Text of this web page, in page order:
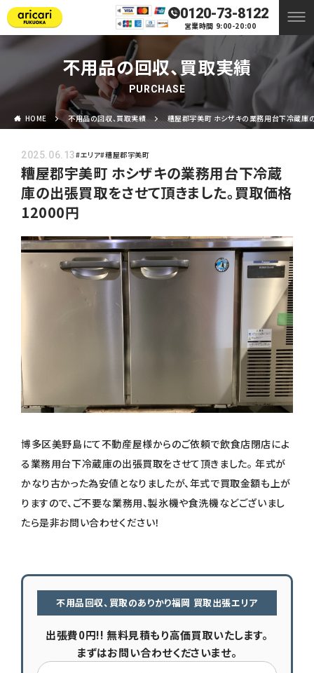
0120-73-8122
営業時間 9:00-20:00
不用品の回収、買取実績
PURCHASE
HOME 不用品の回収、買取実績 糟屋郡宇美町 ホシザキの業務用台下冷蔵庫
2025.06.13#エリア#糟屋郡宇美町
糟屋郡宇美町 ホシザキの業務用台下冷蔵
庫の出張買取をさせて頂きました。買取価格
12000円
博多区美野島にて不動産屋様からのご依頼で飲食店閉店によ
る業務用台下冷蔵庫の出張買取をさせて頂きました。 年式が
かなり古かった為安値となりましたが、年式で買取金額も上が
りますので、ご不要な業務用、製氷機や食洗機などございまし
たら是非お問い合わせください！
不用品回収、買取のありかり福岡 買取出張エリア
出張費0円!! 無料見積もり高価買取いたします。
まずはお問い合わせくださいませ。